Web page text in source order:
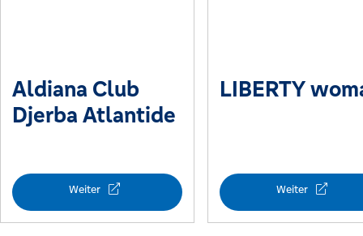
Aldiana Club
Djerba Atlantide
Weiter
LIBERTY
Weiter